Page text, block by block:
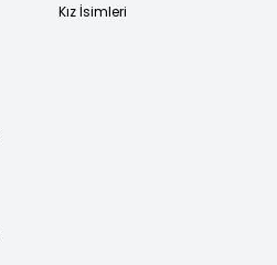
Kız İsimleri